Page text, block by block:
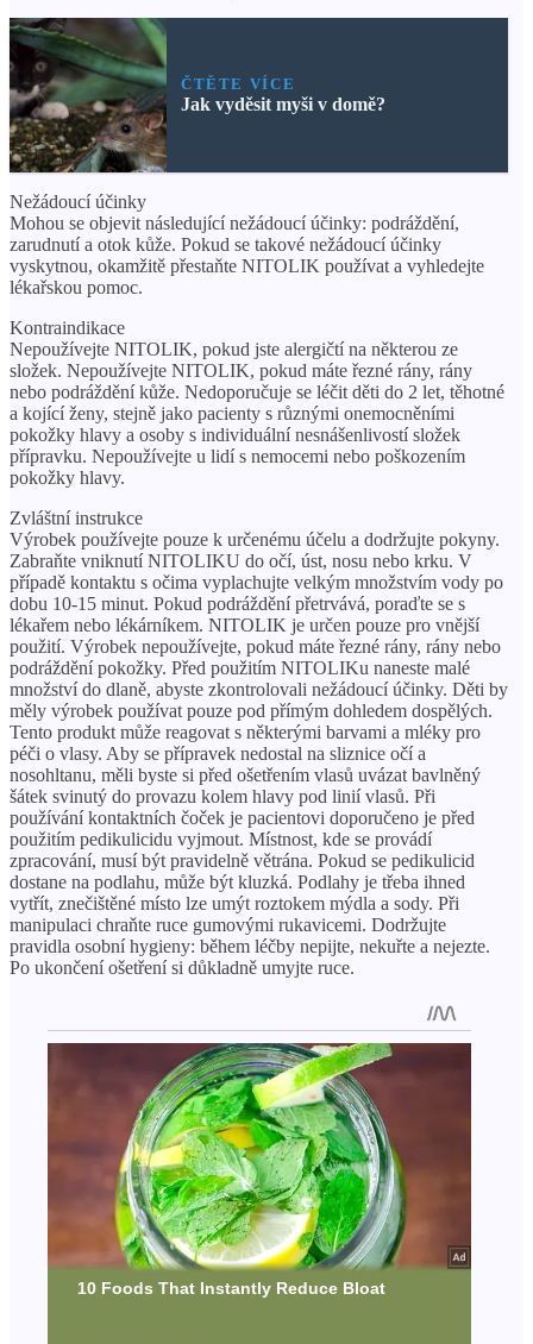
ČTĚTE VÍCE
Jak vyděsit myši v domě?
Nežádoucí účinky
Mohou se objevit následující nežádoucí účinky: podráždění,
zarudnutí a otok kůže. Pokud se takové nežádoucí účinky
vyskytnou, okamžitě přestaňte NITOLIK používat a vyhledejte
lékařskou pomoc.
Kontraindikace
Nepoužívejte NITOLIK, pokud jste alergičtí na některou ze
složek. Nepoužívejte NITOLIK, pokud máte řezné rány, rány
nebo podráždění kůže. Nedoporučuje se léčit děti do 2 let, těhotné
a kojící ženy, stejně jako pacienty s různými onemocněními
pokožky hlavy a osoby s individuální nesnášenlivostí složek
přípravku. Nepoužívejte u lidí s nemocemi nebo poškozením
pokožky hlavy.
Zvláštní instrukce
Výrobek používejte pouze k určenému účelu a dodržujte pokyny.
Zabraňte vniknutí NITOLIKU do očí, úst, nosu nebo krku. V
případě kontaktu s očima vyplachujte velkým množstvím vody po
dobu 10-15 minut. Pokud podráždění přetrvává, poraďte se s
lékařem nebo lékárníkem. NITOLIK je určen pouze pro vnější
použití. Výrobek nepoužívejte, pokud máte řezné rány, rány nebo
podráždění pokožky. Před použitím NITOLIKu naneste malé
množství do dlaně, abyste zkontrolovali nežádoucí účinky. Děti by
měly výrobek používat pouze pod přímým dohledem dospělých.
Tento produkt může reagovat s některými barvami a mléky pro
péči o vlasy. Aby se přípravek nedostal na sliznice očí a
nosohltanu, měli byste si před ošetřením vlasů uvázat bavlněný
šátek svinutý do provazu kolem hlavy pod linií vlasů. Při
používání kontaktních čoček je pacientovi doporučeno je před
použitím pedikulicidu vyjmout. Místnost, kde se provádí
zpracování, musí být pravidelně větrána. Pokud se pedikulicid
dostane na podlahu, může být kluzká. Podlahy je třeba ihned
vytřít, znečištěné místo lze umýt roztokem mýdla a sody. Při
manipulaci chraňte ruce gumovými rukavicemi. Dodržujte
pravidla osobní hygieny: během léčby nepijte, nekuřte a nejezte.
Po ukončení ošetření si důkladně umyjte ruce.